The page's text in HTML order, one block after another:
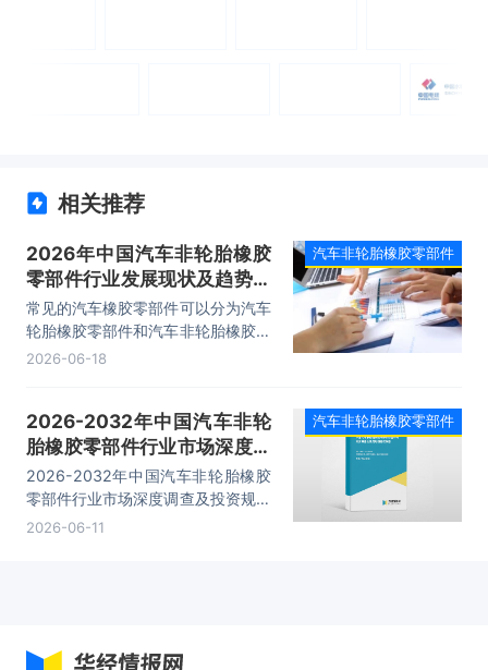
相关推荐
2026年中国汽车非轮胎橡胶
零部件行业发展现状及趋势分
析，大型化、专业化发展，自
动化、智能化升级「图」
常见的汽车橡胶零部件可以分为汽车
轮胎橡胶零部件和汽车非轮胎橡胶零
部件，其中汽车轮胎橡胶零部件生胶
国非轮胎橡胶零部件年市场规模约为
688亿元，市场空间广阔。随着汽车
轻量化的趋势越发显著以及对汽车性
能、乘坐舒适性、操纵稳定性等性能
中的用量将进一步上升。
2026-06-18
汽车非轮胎橡胶零部件
2026-2032年中国汽车非轮
胎橡胶零部件行业市场深度调
查及投资规划建议报告
2026-2032年中国汽车非轮胎橡胶
零部件行业市场深度调查及投资规划
建议报告，主要包括行业竞争格局分
2026-06-11
汽车非轮胎橡胶零部件